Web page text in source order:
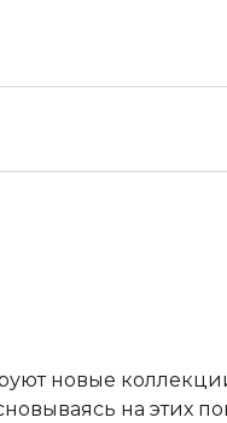
новые
на этих